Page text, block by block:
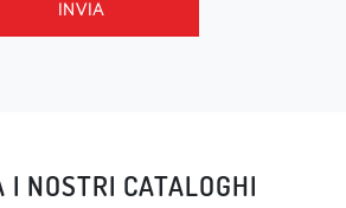
INVIA
I NOSTRI CATALOGHI